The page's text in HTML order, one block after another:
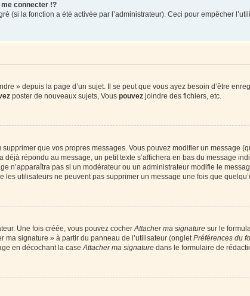
me connecter !?
(si la fonction a été activée par l’administrateur). Ceci pour empêcher
» depuis la page d’un sujet. Il se peut que vous ayez besoin d’être
poster de nouveaux sujets, Vous pouvez joindre des fichiers, etc.
que vos propres messages. Vous pouvez modifier un message
répondu au message, un petit texte s’affichera en bas du message
n’apparaîtra pas si un modérateur ou un administrateur modifie le
utilisateurs ne peuvent pas supprimer un message une fois que
Une fois créée, vous pouvez cocherAttacher ma signature sur le
ma signature » à partir du panneau de l’utilisateur (ongletPréférences du
en décochant la caseAttacher ma signature dans le formulaire de